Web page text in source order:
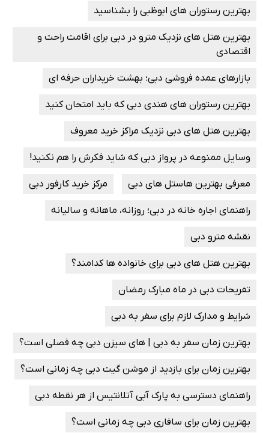
بهترین رستوران ‌های ابوظبی را بشناسید
بهترین هتل ‌های نزدیک مترو در دبی برای اقامت راحت و
اقتصادی
بازارهای عمده فروشی دبی؛ بهشت خریداران حرفه ‌ای
بهترین رستوران های هندی دبی که باید امتحان کنید
بهترین هتل‌ های دبی نزدیک مراکز خرید معروف
وسایل ممنوعه در پرواز دبی که شاید فکرش را هم نکنید!
معرفی بهترین هاستل‌ های دبی مرکز خرید کارفور دبی
راهنمای اجاره خانه در دبی؛ روزانه، ماهانه و سالیانه
نقشه مترو دبی
بهترین هتل‌ های دبی برای خانواده‌ ها کدامند؟
تفریحات دبی در ماه مبارک رمضان
شرایط و مدارک لازم برای سفر به دبی
بهترین زمان سفر به دبی | های سیزن دبی چه فصلی است؟
بهترین زمان برای بازدید از موشن گیت دبی چه زمانی است؟
راهنمای دسترسی به پارک آبی آتلانتیس از هر نقطه دبی
بهترین زمان برای سافاری دبی چه زمانی است؟